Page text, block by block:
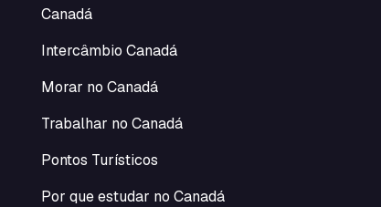
Canadá
Intercâmbio Canadá
Morar no Canadá
Trabalhar no Canadá
Pontos Turísticos
Por que estudar no Canadá